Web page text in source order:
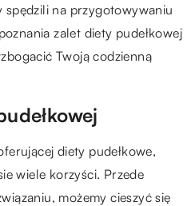
spędzili na przygotowywaniu
zalet diety pudełkowej
Twoją codzienną
diety pudełkowe,
wiele korzyści. Przede
możemy cieszyć się